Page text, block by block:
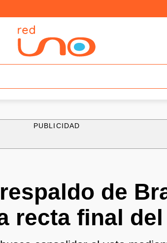
PUBLICIDAD
de
recta final